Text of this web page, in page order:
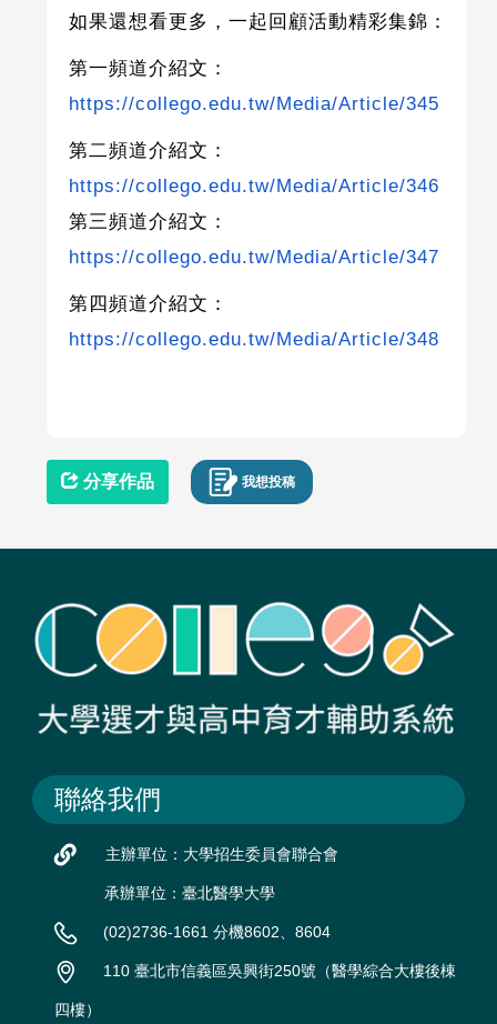
如果還想看更多，一起回顧活動精彩集錦：
第一頻道介紹文：
https://collego.edu.tw/Media/Article/345
第二頻道介紹文：
https://collego.edu.tw/Media/Article/346
第三頻道介紹文：
https://collego.edu.tw/Media/Article/347
第四頻道介紹文：
https://collego.edu.tw/Media/Article/348
分享作品 我想投稿
聯絡我們
主辦單位：大學招生委員會聯合會
承辦單位：臺北醫學大學
(02)2736-1661 分機8602、8604
110 臺北市信義區吳興街250號（醫學綜合大樓後棟
四樓）